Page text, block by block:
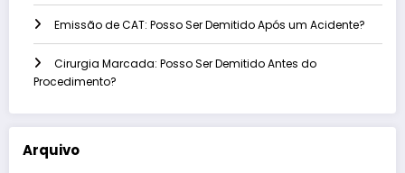
Emissão de CAT: Posso Ser Demitido Após um Acidente?
Cirurgia Marcada: Posso Ser Demitido Antes do
Procedimento?
Arquivo